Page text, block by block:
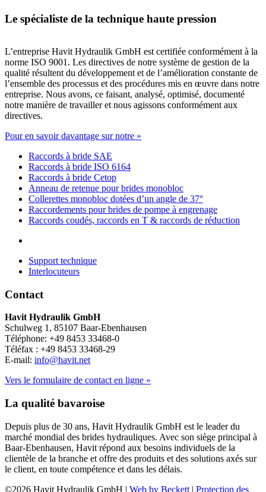
Le spécialiste de la technique haute pression
L’entreprise Havit Hydraulik GmbH est certifiée conformément à la
norme ISO 9001. Les directives de notre système de gestion de la
qualité résultent du développement et de l’amélioration constante de
l’ensemble des processus et des procédures mis en œuvre dans notre
entreprise. Nous avons, ce faisant, analysé, optimisé, documenté
notre manière de travailler et nous agissons conformément aux
directives.
Pour en savoir davantage sur notre »
Raccords à bride SAE
Raccords à bride ISO 6164
Raccords à bride Cetop
Anneau de retenue pour brides monobloc
Collerettes monobloc dotées d’un angle de 37°
Raccordements pour brides de pompe à engrenage
Raccords coudés, raccords en T & raccords de réduction
Support technique
Interlocuteurs
Contact
Havit Hydraulik GmbH
Schulweg 1, 85107 Baar-Ebenhausen
Téléphone: +49 8453 33468-0
Téléfax : +49 8453 33468-29
E-mail: info@havit.net
Vers le formulaire de contact en ligne »
La qualité bavaroise
Depuis plus de 30 ans, Havit Hydraulik GmbH est le leader du
marché mondial des brides hydrauliques. Avec son siège principal à
Baar-Ebenhausen, Havit répond aux besoins individuels de la
clientèle de la branche et offre des produits et des solutions axés sur
le client, en toute compétence et dans les délais.
©2026 Havit Hydraulik GmbH | Web by Beckett | Protection des